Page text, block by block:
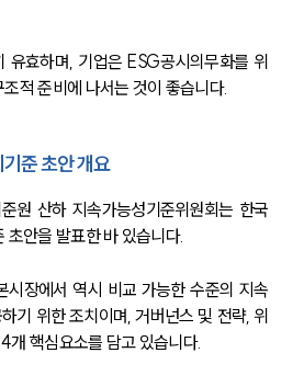
유효하며, 기업은 ESG공시의무화를 위
적 준비에 나서는 것이 좋습니다.
준 초안 개요
원 산하 지속가능성기준위원회는 한국
초안을 발표한 바 있습니다.
시장에서 역시 비교 가능한 수준의 지속
기 위한 조치이며, 거버넌스 및 전략, 위
개 핵심요소를 담고 있습니다.